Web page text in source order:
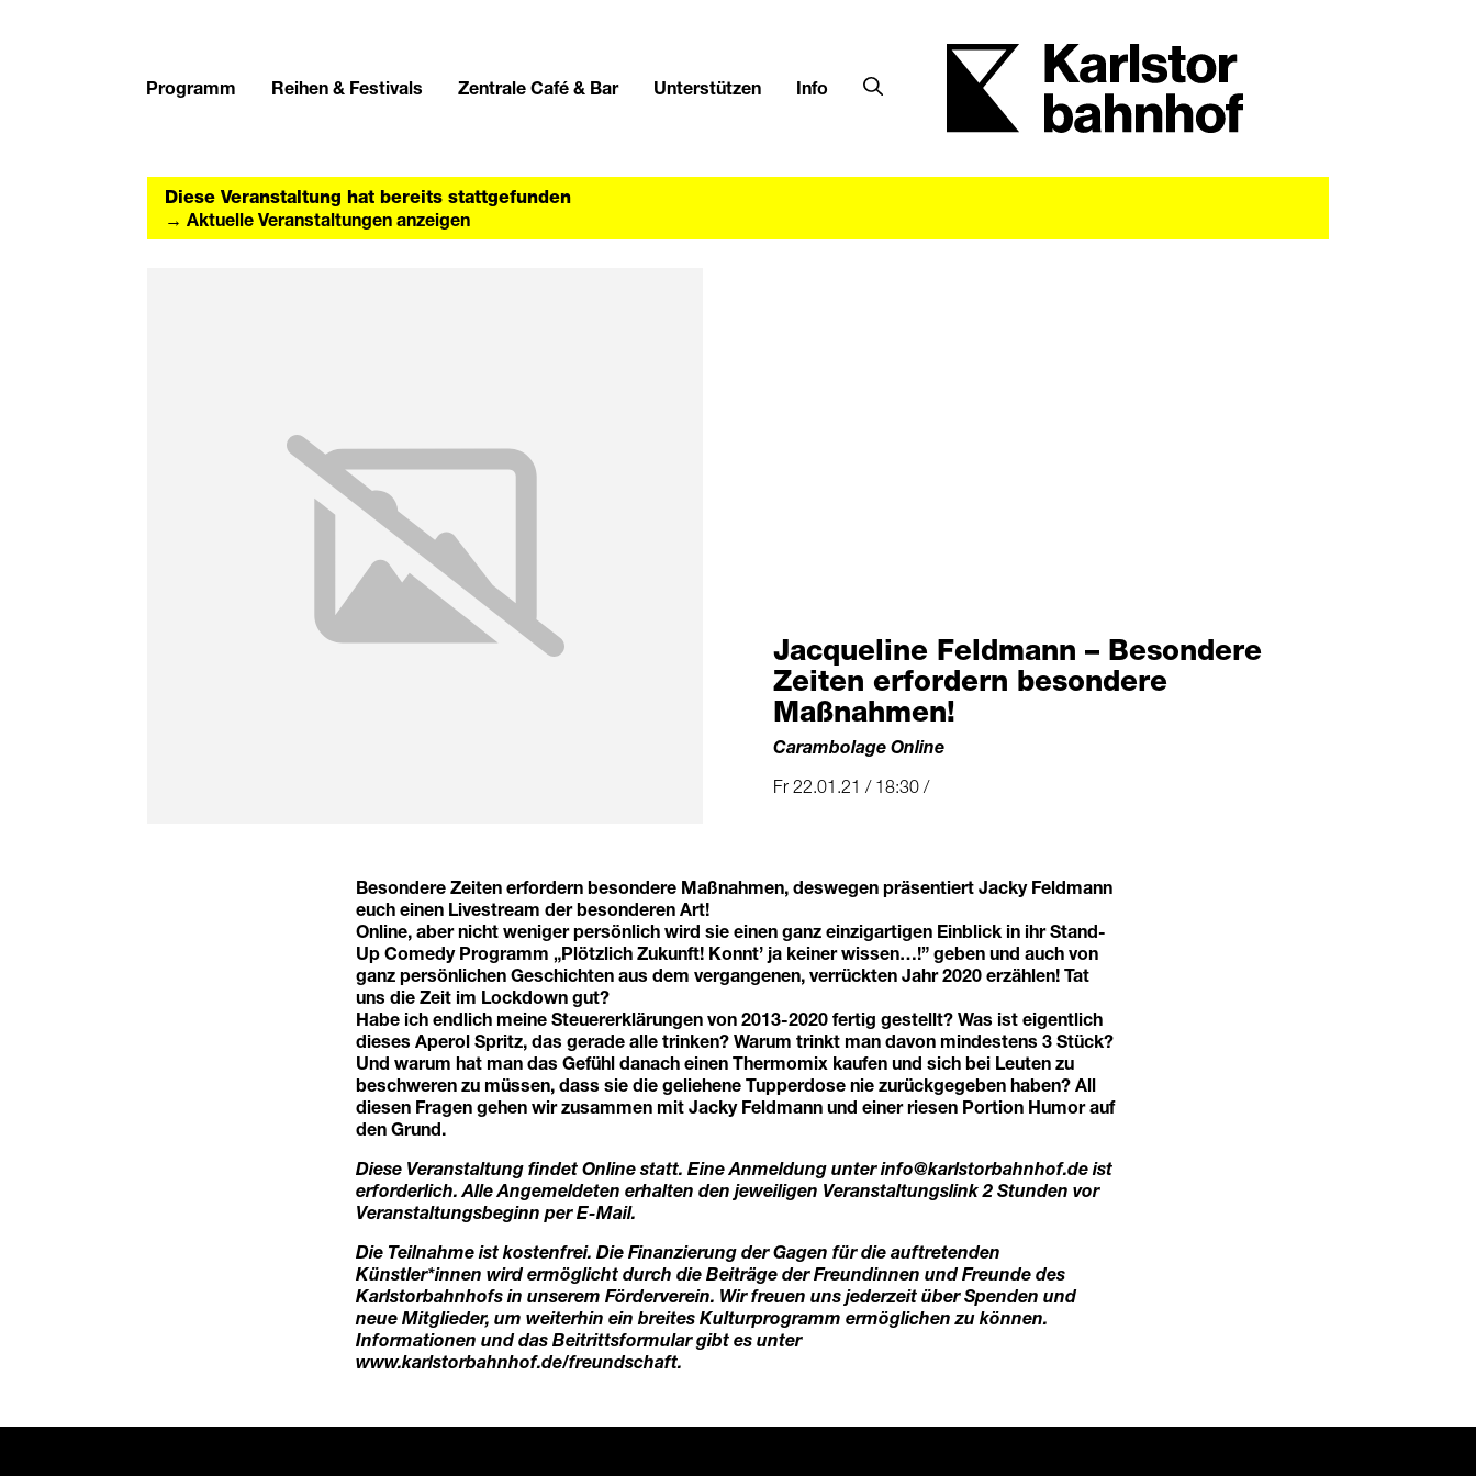
Programm Reihen & Festivals Zentrale Café & Bar Unterstützen Info
Diese Veranstaltung hat bereits stattgefunden
→ Aktuelle Veranstaltungen anzeigen
Jacqueline Feldmann – Besondere
Zeiten erfordern besondere
Maßnahmen!
Carambolage Online
Fr 22.01.21 / 18:30 /
Besondere Zeiten erfordern besondere Maßnahmen, deswegen präsentiert Jacky Feldmann
euch einen Livestream der besonderen Art!
Online, aber nicht weniger persönlich wird sie einen ganz einzigartigen Einblick in ihr Stand-
Up Comedy Programm „Plötzlich Zukunft! Konnt’ ja keiner wissen…!” geben und auch von
ganz persönlichen Geschichten aus dem vergangenen, verrückten Jahr 2020 erzählen! Tat
uns die Zeit im Lockdown gut?
Habe ich endlich meine Steuererklärungen von 2013-2020 fertig gestellt? Was ist eigentlich
dieses Aperol Spritz, das gerade alle trinken? Warum trinkt man davon mindestens 3 Stück?
Und warum hat man das Gefühl danach einen Thermomix kaufen und sich bei Leuten zu
beschweren zu müssen, dass sie die geliehene Tupperdose nie zurückgegeben haben? All
diesen Fragen gehen wir zusammen mit Jacky Feldmann und einer riesen Portion Humor auf
den Grund.
Diese Veranstaltung findet Online statt. Eine Anmeldung unterinfo@karlstorbahnhof.de ist
erforderlich. Alle Angemeldeten erhalten den jeweiligen Veranstaltungslink 2 Stunden vor
Veranstaltungsbeginn per E-Mail.
Die Teilnahme ist kostenfrei. Die Finanzierung der Gagen für die auftretenden
Künstler*innen wird ermöglicht durch die Beiträge der Freundinnen und Freunde des
Karlstorbahnhofs in unserem Förderverein. Wir freuen uns jederzeit über Spenden und
neue Mitglieder, um weiterhin ein breites Kulturprogramm ermöglichen zu können.
Informationen und das Beitrittsformular gibt es unter
www.karlstorbahnhof.de/freundschaft.